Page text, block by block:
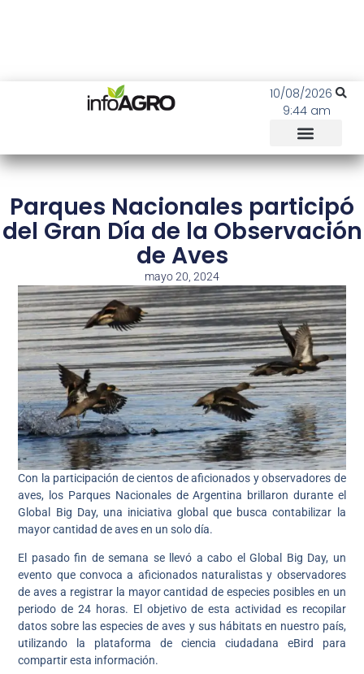
10/08/2026
9:44 am
Parques Nacionales participó
del Gran Día de la Observación
de Aves
mayo 20, 2024
Con la participación de cientos de aficionados y observadores de
aves, los Parques Nacionales de Argentina brillaron durante el
Global Big Day, una iniciativa global que busca contabilizar la
mayor cantidad de aves en un solo día.
El pasado fin de semana se llevó a cabo el Global Big Day, un
evento que convoca a aficionados naturalistas y observadores
de aves a registrar la mayor cantidad de especies posibles en un
periodo de 24 horas. El objetivo de esta actividad es recopilar
datos sobre las especies de aves y sus hábitats en nuestro país,
utilizando la plataforma de ciencia ciudadana eBird para
compartir esta información.